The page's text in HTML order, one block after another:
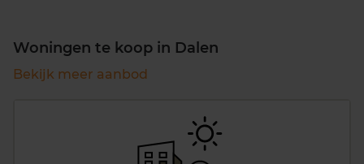
Woningen te koop in Dalen
Bekijk meer aanbod